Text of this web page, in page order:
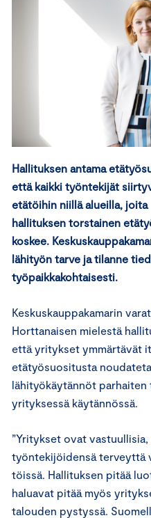
Hallituksen antama
että kaikki työntekijät
etätöihin niilläalueilla, joita
hallituksen torstainen
koskee.
lähityön tarve ja tilanne
työpaikkakohtaisesti.
Keskuskauppakamarin
Horttanaisen mielestä
että yritykset ymmärtävät
etätyösuositusta
lähityökäytännöt parhaiten
yrityksessä käytännössä.
”Yritykset ovat vastuullisia,
työntekijöidensä terveyttä
töissä. Hallituksen pitää
haluavat pitää myös
talouden pystyssä.